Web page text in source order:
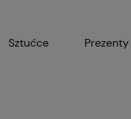
Sztućce Prezenty